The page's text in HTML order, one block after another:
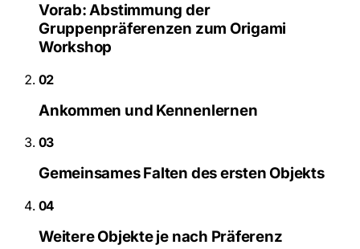
Vorab: Abstimmung der
Gruppenpräferenzen zum Origami
Workshop
02
Ankommen und Kennenlernen
03
Gemeinsames Falten des ersten Objekts
04
Weitere Objekte je nach Präferenz